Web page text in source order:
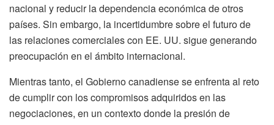
nacional y reducir la dependencia económica de otros
países. Sin embargo, la incertidumbre sobre el futuro de
las relaciones comerciales con EE. UU. sigue generando
preocupación en el ámbito internacional.
Mientras tanto, el Gobierno canadiense se enfrenta al reto
de cumplir con los compromisos adquiridos en las
negociaciones, en un contexto donde la presión de